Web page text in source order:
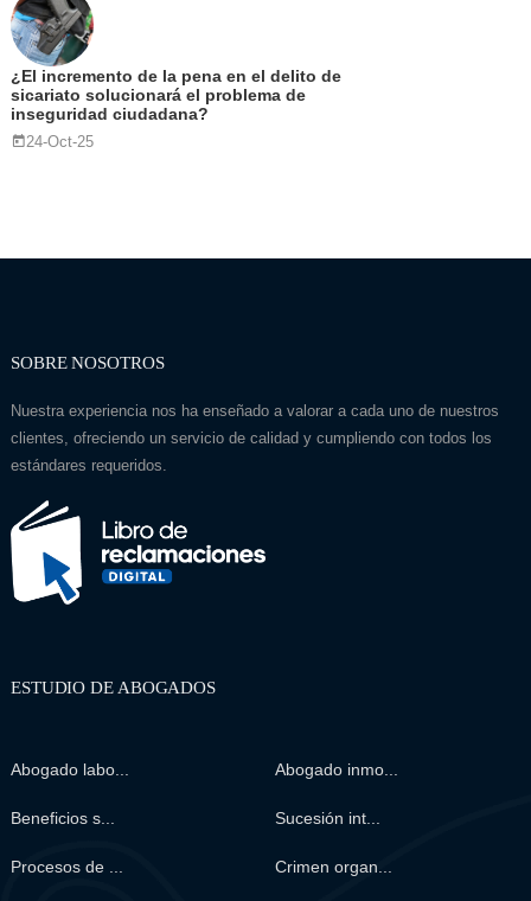
¿El incremento de la pena en el delito de
sicariato solucionará el problema de
inseguridad ciudadana?
24-Oct-25
SOBRE NOSOTROS
Nuestra experiencia nos ha enseñado a valorar a cada uno de nuestros
clientes, ofreciendo un servicio de calidad y cumpliendo con todos los
estándares requeridos.
ESTUDIO DE ABOGADOS
Abogado labo... Abogado inmo...
Beneficios s... Sucesión int...
Procesos de ... Crimen organ...